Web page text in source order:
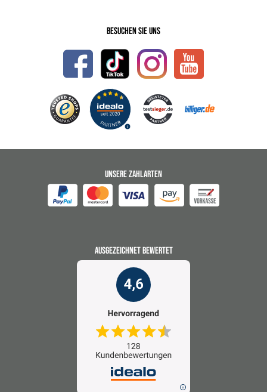
Besuchen Sie uns
UNSERE ZAHLARTEN
AUSGEZEICHNET BEWERTET